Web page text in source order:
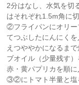
2分はなし、水気を切
はそれぞれ1.5m角に切
②フライパンにオリー
てつぶしたにんにく
えつややかになるま
ブオイル（少量残す
赤・黄パプリカを順に
③②にトマト半量と塩